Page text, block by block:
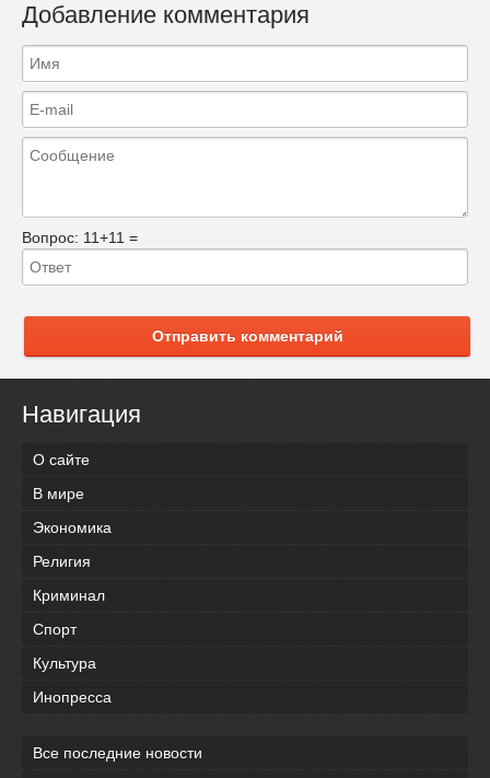
Добавление комментария
Вопрос: 11+11 =
Отправить комментарий
Навигация
О сайте
В мире
Экономика
Религия
Криминал
Спорт
Культура
Инопресса
Все последние новости